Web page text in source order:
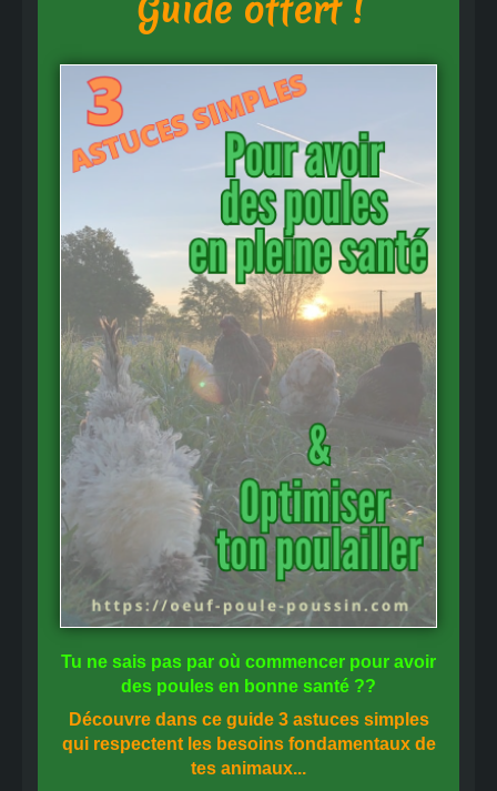
Guide offert !
Tu ne sais pas par où commencer pour avoir
des poules en bonne santé ??
Découvre dans ce guide 3 astuces simples
qui respectent les besoins fondamentaux de
tes animaux...